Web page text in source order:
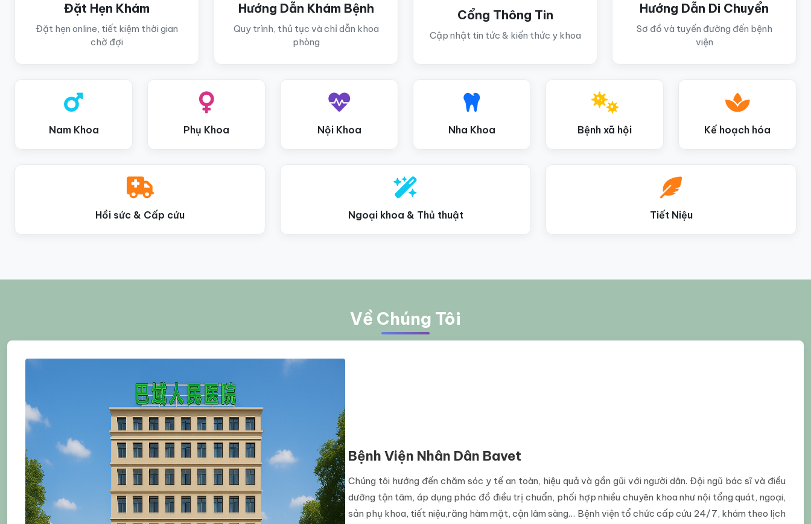
Đặt Hẹn Khám
Đặt hẹn online, tiết kiệm thời gian
chờ đợi
Hướng Dẫn Khám Bệnh
Quy trình, thủ tục và chỉ dẫn khoa
phòng
Cổng Thông Tin
Cập nhật tin tức & kiến thức y khoa
Hướng Dẫn Di Chuyển
Sơ đồ và tuyến đường đến bệnh
viện
Nam Khoa Phụ Khoa Nội Khoa Nha Khoa Bệnh xã hội Kế hoạch hóa
Hồi sức & Cấp cứu Ngoại khoa & Thủ thuật Tiết Niệu
Về Chúng Tôi
Bệnh Viện Nhân Dân Bavet
Chúng tôi hướng đến chăm sóc y tế an toàn, hiệu quả và gần gũi với người dân. Đội ngũ bác sĩ và điều
dưỡng tận tâm, áp dụng phác đồ điều trị chuẩn, phối hợp nhiều chuyên khoa như nội tổng quát, ngoại,
sản phụ khoa, tiết niệu,răng hàm mặt, cận lâm sàng… Bệnh viện tổ chức cấp cứu 24/7, khám theo lịch